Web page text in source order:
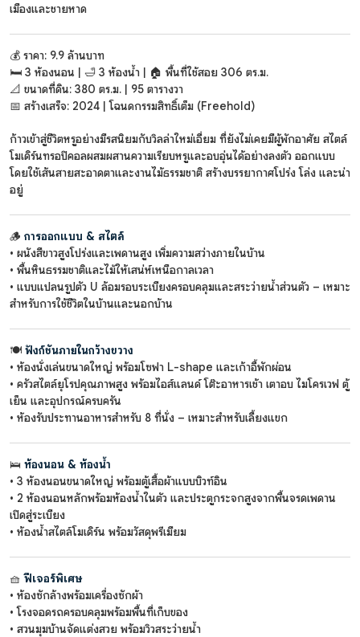
เมืองและชายหาด
💰 ราคา: 9.9 ล้านบาท
🛏 3 ห้องนอน | 🛁 3 ห้องน้ำ | 🏠 พื้นที่ใช้สอย 306 ตร.ม.
📐 ขนาดที่ดิน: 380 ตร.ม. | 95 ตารางวา
📅 สร้างเสร็จ: 2024 | โฉนดกรรมสิทธิ์เต็ม (Freehold)
ก้าวเข้าสู่ชีวิตหรูอย่างมีรสนิยมกับวิลล่าใหม่เอี่ยม ที่ยังไม่เคยมีผู้พักอาศัย สไตล์
โมเดิร์นทรอปิคอลผสมผสานความเรียบหรูและอบอุ่นได้อย่างลงตัว ออกแบบ
โดยใช้เส้นสายสะอาดตาและงานไม้ธรรมชาติ สร้างบรรยากาศโปร่ง โล่ง และน่า
อยู่
🪵 การออกแบบ & สไตล์
• ผนังสีขาวสูงโปร่งและเพดานสูง เพิ่มความสว่างภายในบ้าน
• พื้นหินธรรมชาติและไม้ให้เสน่ห์เหนือกาลเวลา
• แบบแปลนรูปตัว U ล้อมรอบระเบียงครอบคลุมและสระว่ายน้ำส่วนตัว – เหมาะ
สำหรับการใช้ชีวิตในบ้านและนอกบ้าน
🍽 ฟังก์ชันภายในกว้างขวาง
• ห้องนั่งเล่นขนาดใหญ่ พร้อมโซฟา L-shape และเก้าอี้พักผ่อน
• ครัวสไตล์ยุโรปคุณภาพสูง พร้อมไอส์แลนด์ โต๊ะอาหารเช้า เตาอบ ไมโครเวฟ ตู้
เย็น และอุปกรณ์ครบครัน
• ห้องรับประทานอาหารสำหรับ 8 ที่นั่ง – เหมาะสำหรับเลี้ยงแขก
🛌 ห้องนอน & ห้องน้ำ
• 3 ห้องนอนขนาดใหญ่ พร้อมตู้เสื้อผ้าแบบบิวท์อิน
• 2 ห้องนอนหลักพร้อมห้องน้ำในตัว และประตูกระจกสูงจากพื้นจรดเพดาน
เปิดสู่ระเบียง
• ห้องน้ำสไตล์โมเดิร์น พร้อมวัสดุพรีเมียม
🧺ฟีเจอร์พิเศษ
• ห้องซักล้างพร้อมเครื่องซักผ้า
• โรงจอดรถครอบคลุมพร้อมพื้นที่เก็บของ
• สวนมุมบ้านจัดแต่งสวย พร้อมวิวสระว่ายน้ำ